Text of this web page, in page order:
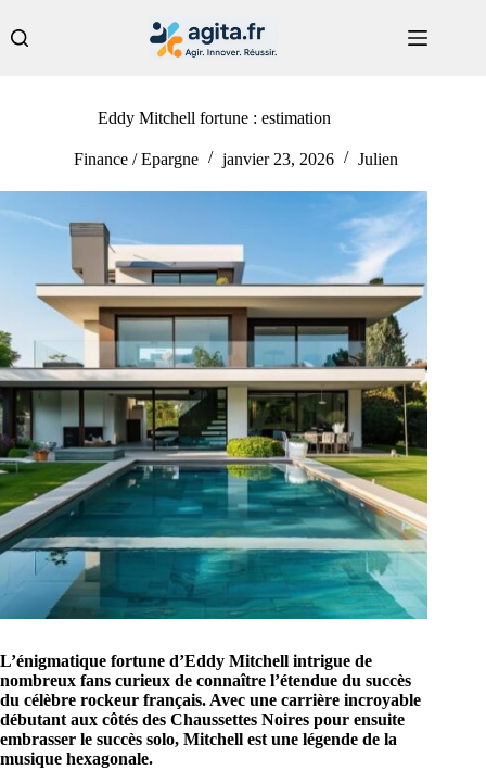
au
contenu
Eddy Mitchell fortune : estimation
Finance / Epargne janvier 23, 2026 Julien
L’énigmatique fortune d’Eddy Mitchell intrigue de
nombreux fans curieux de connaître l’étendue du succès
du célèbre rockeur français. Avec une carrière incroyable
débutant aux côtés des Chaussettes Noires pour ensuite
embrasser le succès solo, Mitchell est une légende de la
musique hexagonale.